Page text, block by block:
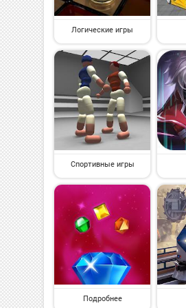
Логические игры
Спортивные игры
Подробнее